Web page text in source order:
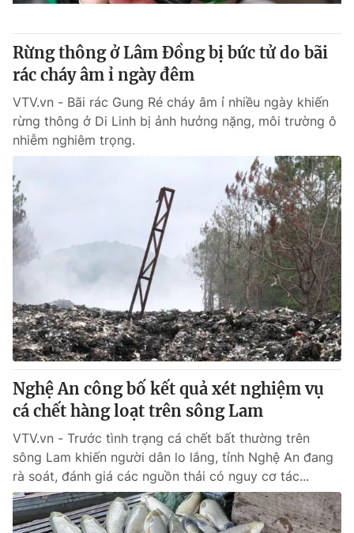
Rừng thông ở Lâm Đồng bị bức tử do bãi
rác cháy âm ỉ ngày đêm
VTV.vn - Bãi rác Gung Ré cháy âm ỉ nhiều ngày khiến
rừng thông ở Di Linh bị ảnh hưởng nặng, môi trường ô
nhiễm nghiêm trọng.
Nghệ An công bố kết quả xét nghiệm vụ
cá chết hàng loạt trên sông Lam
VTV.vn - Trước tình trạng cá chết bất thường trên
sông Lam khiến người dân lo lắng, tỉnh Nghệ An đang
rà soát, đánh giá các nguồn thải có nguy cơ tác...